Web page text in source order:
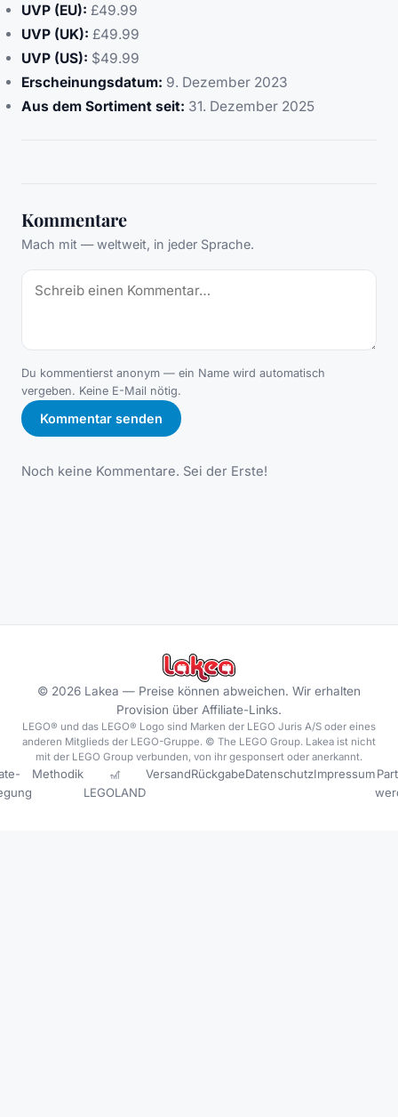
UVP (EU): £49.99
UVP (UK): £49.99
UVP (US): $49.99
Erscheinungsdatum: 9. Dezember 2023
Aus dem Sortiment seit: 31. Dezember 2025
Kommentare
Mach mit — weltweit, in jeder Sprache.
Du kommentierst anonym — ein Name wird automatisch
vergeben. Keine E-Mail nötig.
Kommentar senden
Noch keine Kommentare. Sei der Erste!
© 2026 Lakea — Preise können abweichen. Wir erhalten
Provision über Affiliate-Links.
LEGO® und das LEGO® Logo sind Marken der LEGO Juris A/S oder eines
anderen Mitglieds der LEGO-Gruppe. © The LEGO Group. Lakea ist nicht
mit der LEGO Group verbunden, von ihr gesponsert oder anerkannt.
Methodik
🎢
LEGOLAND
VersandRückgabeDatenschutzImpressum